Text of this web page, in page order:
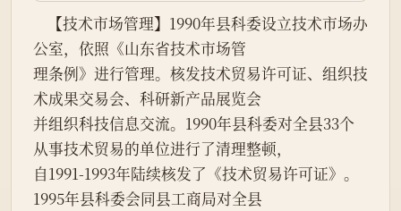
公室，依照《山东省技术市场管
理条例》进行管理。核发技术贸易许可证、组织技
术成果交易会、科研新产品展览会
并组织科技信息交流。1990年县科委对全县33个
从事技术贸易的单位进行了清理整顿，
自1991-1993年陆续核发了《技术贸易许可证》。
1995年县科委会同县工商局对全县